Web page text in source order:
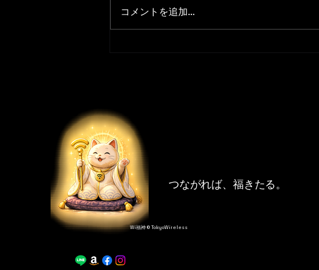
りにくい」「速度が遅い」といっ
たトラブルに悩まされることは少
適に設計するための秘訣**を解
説します。 ----------------------
----------------
コメントを追加…
Wi福神 © TokyoWireless
つながれば、福きたる。